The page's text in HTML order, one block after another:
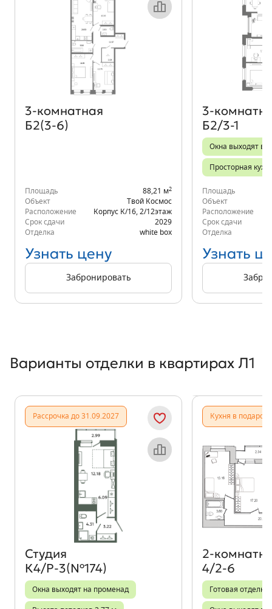
Объект месяца
3‑комнатная
Б2(3-6)
Площадь 88,21 м2
Объект
Твой Космос
Расположение
Корпус К/16 2/12этаж
Срок сдачи
2029
Отделка
white box
Узнать цену
Забронировать
Б2/3-1
Окна выходят во
Просторная
Площадь
Объект
Расположение
Срок сдачи
Отделка
Узнать
Варианты отделки в квартирах Л1
Рассрочка до 31.09.2027
Объект месяца
Студия
К4/Р-3(№174)
Окна выходят на променад
Кухня в подарок
4/2-6
Готовая отделка